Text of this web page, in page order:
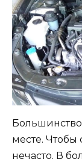
месте.
нечасто. В